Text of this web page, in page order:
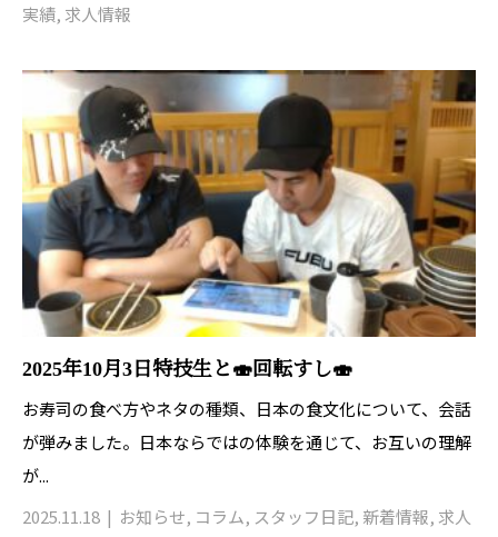
実績, 求人情報
2025年10月3日特技生と🍣回転すし🍣
お寿司の食べ方やネタの種類、日本の食文化について、会話
が弾みました。日本ならではの体験を通じて、お互いの理解
が...
2025.11.18
お知らせ, コラム, スタッフ日記, 新着情報, 求人